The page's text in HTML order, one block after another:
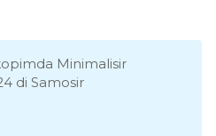
Minimalisir
di Samosir